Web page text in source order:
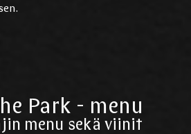
Park - menu
menu sekä viinit